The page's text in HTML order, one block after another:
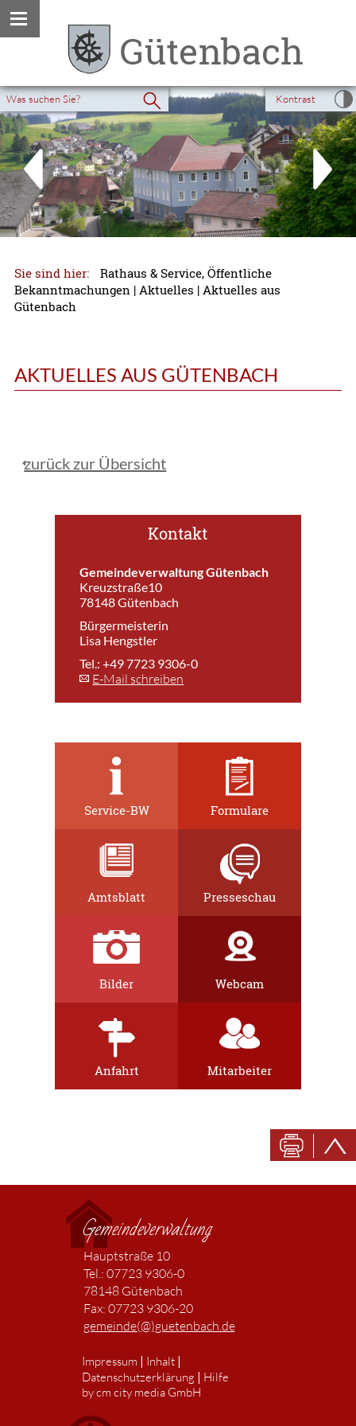
Kontrast
Sie sind hier:
Rathaus & Service, Öffentliche
Bekanntmachungen|Aktuelles |Aktuelles aus
Gütenbach
AKTUELLES AUS GÜTENBACH
zurück zur Übersicht
Kontakt
Gemeindeverwaltung Gütenbach
Kreuzstraße10
78148 Gütenbach
Bürgermeisterin
Lisa Hengstler
Tel.: +49 7723 9306-0
E-Mail schreiben
Service-BW Formulare
Amtsblatt Presseschau
Bilder Webcam
Anfahrt Mitarbeiter
Gemeindeverwaltung
Hauptstraße 10
Tel.: 07723 9306-0
78148 Gütenbach
Fax: 07723 9306-20
gemeinde(@)guetenbach.de
Impressum | Inhalt|
Datenschutzerklärung | Hilfe
by cm city media GmbH